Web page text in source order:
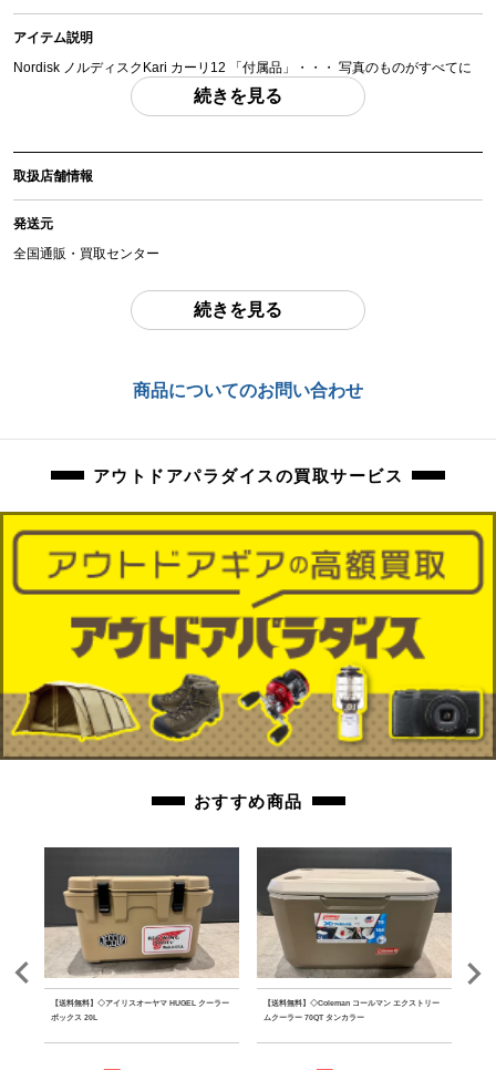
アイテム説明
Nordisk ノルディスクKari カーリ12 「付属品」・・・ 写真のものがすべてに
(撮影、運搬備品は除く)
アイテム状態
中古：C（使用感あり/キズ、ヨゴレあり）
使用に伴う、傷、汚れ等ございます。
弊社にて設営をしての確認を行っておりません。
ペグ、ロープ等の消耗品は、欠品している場合がございます。
せていただきます。
商品管理コード
orb-2605120805-od-081569949
続きを見る
取扱店舗情報
発送元
全国通販・買取センター
東京都江戸川区中葛西6-10-15 2F
続きを見る
商品についてのお問い合わせ
アウトドアパラダイスの買取サービス
おすすめ商品
【送料無料】◇アイリスオーヤマ HUGEL クーラー
ボックス 20L
【送料無料】◇Coleman コールマン エクストリー
ムクーラー 70QT タンカラー